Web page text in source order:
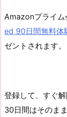
Amazonプライム
ed 90日間無料体
ゼントされます。
登録して、すぐ
30日間はそのま